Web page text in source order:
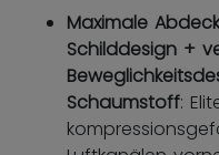
Maximale
Schilddesign +
Schaumstoff: